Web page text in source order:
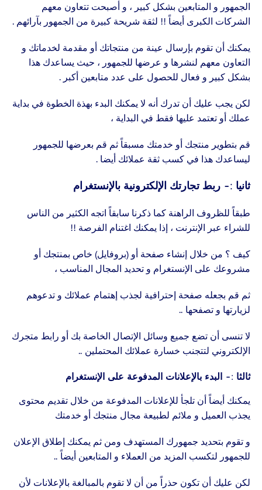
الجمهور و المتابعين بشكل كبير ، و أصبحت تتعاون معهم
الشركات الكبرى أيضاً !! لثقة شريحة كبيرة من الجمهور بآرائهم .
يمكنك أن تقوم بإرسال عينة من منتجاتك أو مقدمة لخدماتك و
التعاون معهم لنشرها و عرضها للجمهور ، حيث يساعدك هذا
بشكل كبير و فعال للحصول على عدد متابعين أكبر .
لكن يجب عليك أن تدرك أنه لا يمكنك البدء بهذة الخطوة في بداية
عملك أو تعتمد عليها فقط في البداية ،
قم بتطوير منتجك أو خدمتك مسبقاً ثم قم بعرضها للجمهور
ليساعدك هذا في كسب ثقة عملائك أيضا .
ثانيا :- ربط تجارتك الإلكترونية بالإنستغرام
طبقاً للظروف الراهنة كما ذكرنا سابقاً اتجه الكثير من الناس
للشراء عبر الإنترنت ، إذا يمكنك اغتنام الفرصة !!
كيف ؟ من خلال إنشاء صفحة أو (بروفايل) خاص بمنتجك أو
مشروعك على الإنستغرام و تحديد المجال المناسب ،
ثم قم بجعله صفحة إحترافية لجذب إهتمام عملائك و تدعوهم
لزيارتها و تصفحها ..
لا تنسى أن تضع جميع وسائل الإتصال الخاصة بك أو رابط متجرك
الإلكتروني لتتجنب خسارة عملائك المحتملين ..
ثالثا :- البدء بالإعلانات المدفوعة على الإنستغرام
يمكنك أيضاً أن تلجأ للإعلانات المدفوعة من خلال تقديم محتوى
يجذب العميل و ملائم لطبيعة مجال منتجك أو خدمتك
و تقوم بتحديد جمهورك المستهدف ومن ثم يمكنك إطلاق الإعلان
للجمهور لتكسب المزيد من العملاء و المتابعين أيضاً ..
لكن عليك أن تكون حذراً من أن لا تقوم بالمبالغة بالإعلانات لأن